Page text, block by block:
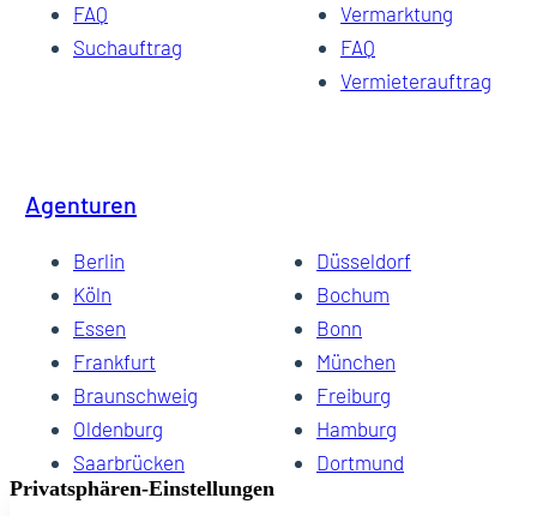
FAQ
Suchauftrag
Vermarktung
FAQ
Vermieterauftrag
Agenturen
Berlin
Düsseldorf
Köln
Bochum
Essen
Bonn
Frankfurt
München
Braunschweig
Freiburg
Oldenburg
Hamburg
Saarbrücken
Dortmund
Hannover